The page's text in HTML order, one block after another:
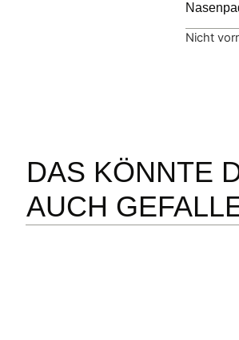
Nicht
DAS KÖNNTE
AUCH